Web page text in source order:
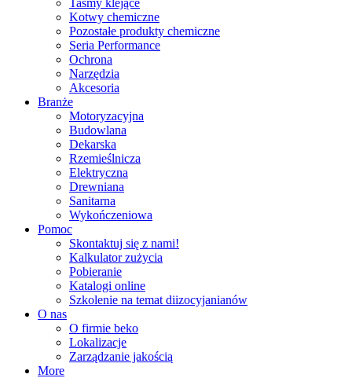
Taśmy klejące
Kotwy chemiczne
Pozostałe produkty chemiczne
Seria Performance
Ochrona
Narzędzia
Akcesoria
Branże
Motoryzacyjna
Budowlana
Dekarska
Rzemieślnicza
Elektryczna
Drewniana
Sanitarna
Wykończeniowa
Pomoc
Skontaktuj się z nami!
Kalkulator zużycia
Pobieranie
Katalogi online
Szkolenie na temat diizocyjanianów
O nas
O firmie beko
Lokalizacje
Zarządzanie jakością
More